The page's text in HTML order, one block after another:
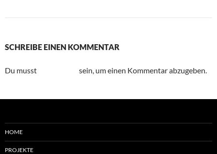
SCHREIBE EINEN KOMMENTAR
Du musst sein, um einen Kommentar abzugeben.
HOME
PROJEKTE